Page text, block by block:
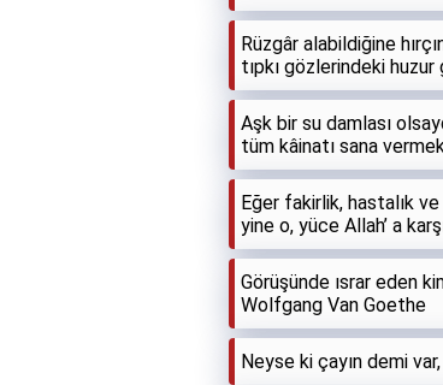
Rüzgâr alabildiğine
tıpkı gözlerindeki huzur
Aşk bir su damlası
tüm kâinatı sana
Eğer fakirlik, hastalık
yine o, yüce Allah’ a
Görüşünde ısrar eden
Wolfgang Van Goethe
Neyse ki çayın demi